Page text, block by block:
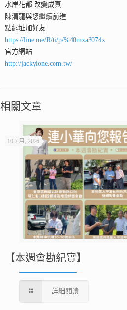
水岸花都 改變成真
陳清龍與您繼續前進
點網址加好友
https://line.me/R/ti/p/%40mxa3074x
官方網站
http://jackylone.com.tw/
相關文章
10 7 月, 2026
【本週會勘紀實】
詳細閱讀